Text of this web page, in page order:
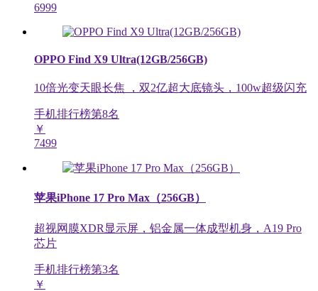
6999
OPPO Find X9 Ultra(12GB/256GB)
10倍光变天眼长焦 ，双2亿超大底镜头，100w超级闪充
手机排行榜第8名
￥
7499
苹果iPhone 17 Pro Max（256GB）
超视网膜XDR显示屏，铝金属一体成型机身，A19 Pro
芯片
手机排行榜第3名
￥